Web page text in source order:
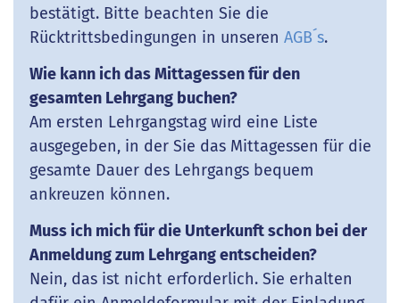
bestätigt. Bitte beachten Sie die
Rücktrittsbedingungen in unseren AGB´s.
Wie kann ich das Mittagessen für den
gesamten Lehrgang buchen?
Am ersten Lehrgangstag wird eine Liste
ausgegeben, in der Sie das Mittagessen für die
gesamte Dauer des Lehrgangs bequem
ankreuzen können.
Muss ich mich für die Unterkunft schon bei der
Anmeldung zum Lehrgang entscheiden?
Nein, das ist nicht erforderlich. Sie erhalten